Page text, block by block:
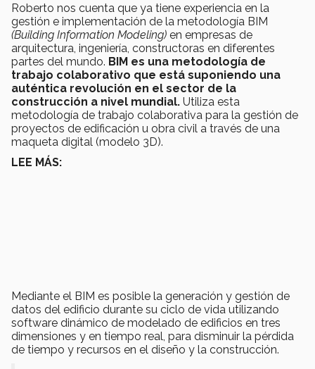
Roberto nos cuenta que ya tiene experiencia en la
gestión e implementación de la metodología BIM
(Building Information Modeling) en empresas de
arquitectura, ingeniería, constructoras en diferentes
partes del mundo. BIM es una metodología de
trabajo colaborativo que está suponiendo una
auténtica revolución en el sector de la
construcción a nivel mundial. Utiliza esta
metodología de trabajo colaborativa para la gestión de
proyectos de edificación u obra civil a través de una
maqueta digital (modelo 3D).
LEE MÁS:
Mediante el BIM es posible la generación y gestión de
datos del edificio durante su ciclo de vida utilizando
software dinámico de modelado de edificios en tres
dimensiones y en tiempo real, para disminuir la pérdida
de tiempo y recursos en el diseño y la construcción.